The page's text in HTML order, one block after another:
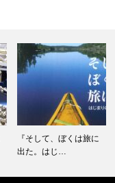
『そして、ぼくは旅に
出た。はじ…